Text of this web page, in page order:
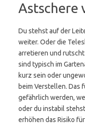
Astschere
Du stehst auf der
weiter. Oder die
arretieren und
sind typisch im
kurz sein oder
beim Verstellen. Das
gefährlich werden,
oder du instabil
erhöhen das Risiko